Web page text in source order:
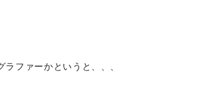
ファーかというと、、、